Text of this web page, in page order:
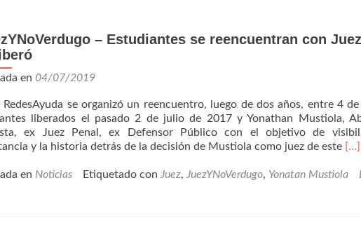
– Estudiantes se reencuentran con
en 04/07/2019
RedesAyuda se organizó un reencuentro, luego de dos años, entre 4
liberados el pasado 2 de julio de 2017 y Yonathan Mustiola,
ex Juez Penal, ex Defensor Público con el objetivo de
y la historia detrás de la decisión de Mustiola como juez de este Leer
–
[…]
en Noticias Etiquetado con Juez, JuezYNoVerdugo, Yonatan Mustiola